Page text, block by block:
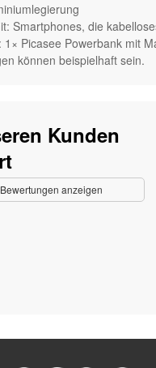
Smartphones, die
1× Picasee Powerbank mit
können beispielhaft sein.
Kunden
anzeigen